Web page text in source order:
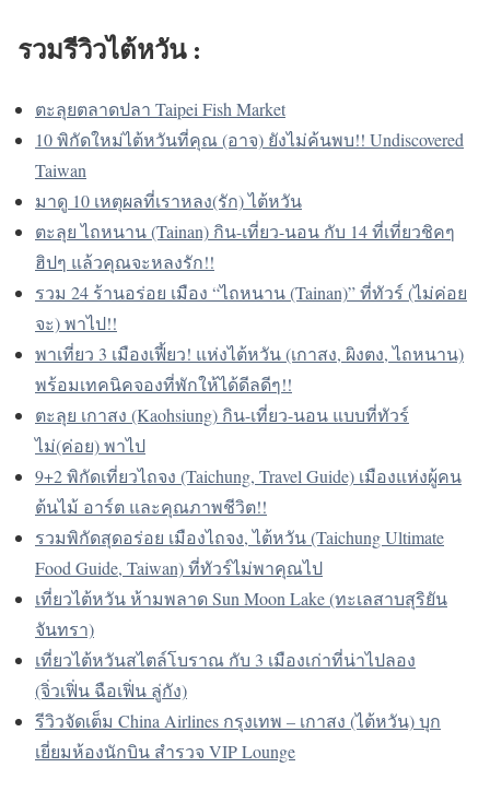
รวมรีวิวไต้หวัน :
ตะลุยตลาดปลา Taipei Fish Market
10 พิกัดใหม่ไต้หวันที่คุณ (อาจ) ยังไม่ค้นพบ!! Undiscovered
Taiwan
มาดู 10 เหตุผลที่เราหลง(รัก) ไต้หวัน
ตะลุย ไถหนาน (Tainan) กิน-เที่ยว-นอน กับ 14 ที่เที่ยวชิคๆ
ฮิปๆ แล้วคุณจะหลงรัก!!
รวม 24 ร้านอร่อย เมือง “ไถหนาน (Tainan)” ที่ทัวร์ (ไม่ค่อย
จะ) พาไป!!
พาเที่ยว 3 เมืองเฟี้ยว! แห่งไต้หวัน (เกาสง, ผิงตง, ไถหนาน)
พร้อมเทคนิคจองที่พักให้ได้ดีลดีๆ!!
ตะลุย เกาสง (Kaohsiung) กิน-เที่ยว-นอน แบบที่ทัวร์
ไม่(ค่อย) พาไป
9+2 พิกัดเที่ยวไถจง (Taichung, Travel Guide) เมืองแห่งผู้คน
ต้นไม้ อาร์ต และคุณภาพชีวิต!!
รวมพิกัดสุดอร่อย เมืองไถจง, ไต้หวัน (Taichung Ultimate
Food Guide, Taiwan) ที่ทัวร์ไม่พาคุณไป
เที่ยวไต้หวัน ห้ามพลาด Sun Moon Lake (ทะเลสาบสุริยัน
จันทรา)
เที่ยวไต้หวันสไตล์โบราณ กับ 3 เมืองเก่าที่น่าไปลอง
(จิ่วเฟิ่น ฉือเฟิ่น ลู่กัง)
รีวิวจัดเต็ม China Airlines กรุงเทพ – เกาสง (ไต้หวัน) บุก
เยี่ยมห้องนักบิน สำรวจ VIP Lounge